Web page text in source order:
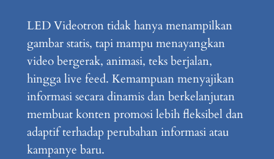
LED Videotron tidak hanya menampilkan
gambar statis, tapi mampu menayangkan
video bergerak, animasi, teks berjalan,
hingga live feed. Kemampuan menyajikan
informasi secara dinamis dan berkelanjutan
membuat konten promosi lebih fleksibel dan
adaptif terhadap perubahan informasi atau
kampanye baru.